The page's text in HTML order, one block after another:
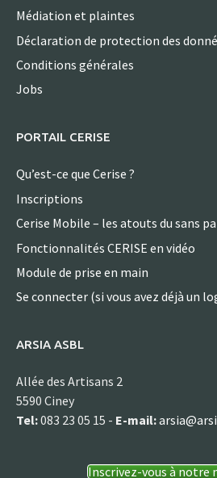
Médiation et plaintes
Déclaration de protection des
Conditions générales
Jobs
PORTAIL CERISE
Qu’est-ce que Cerise ?
Inscriptions
Cerise Mobile – les atouts du sans
Fonctionnalités CERISE en vidéo
Module de prise en main
Se connecter (si vous avez déjà un
ARSIA ASBL
Allée des Artisans 2
5590 Ciney
Tel:083 23 05 15 - E-mail:
Inscrivez-vous à notre